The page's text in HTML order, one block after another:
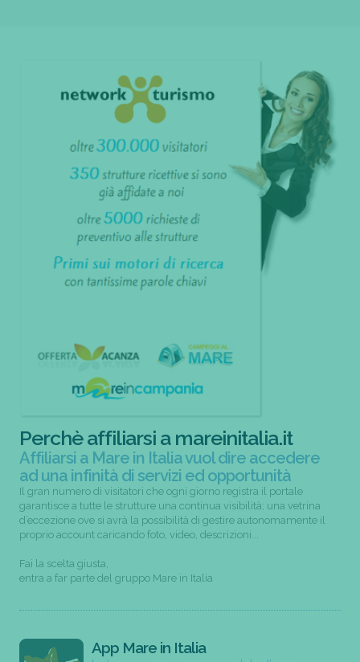
Perchè affiliarsi a mareinitalia.it
Affiliarsi a Mare in Italia vuol dire accedere
ad una infinità di servizi ed opportunità
Il gran numero di visitatori che ogni giorno registra il portale
garantisce a tutte le strutture una continua visibilità; una vetrina
d’eccezione ove si avrà la possibilità di gestire autonomamente il
proprio account caricando foto, video, descrizioni...
Fai la scelta giusta,
entra a far parte del gruppo Mare in Italia
App Mare in Italia